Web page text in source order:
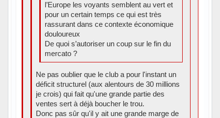
l’Europe les voyants semblent au vert et
pour un certain temps ce qui est très
rassurant dans ce contexte économique
douloureux
De quoi s’autoriser un coup sur le fin du
mercato ?
Ne pas oublier que le club a pour l'instant un
déficit structurel (aux alentours de 30 millions
je crois) qui fait qu'une grande partie des
ventes sert à déjà boucher le trou.
Donc pas sûr qu'il y ait une grande marge de